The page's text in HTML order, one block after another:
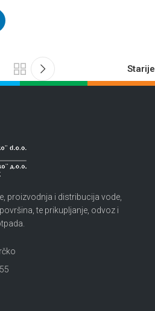
Starije
proizvodnja i distribucija vode,
te prikupljanje, odvoz i